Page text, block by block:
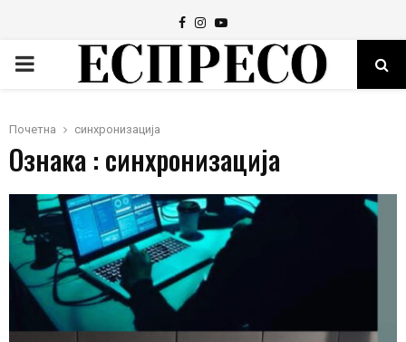
Facebook
Instagram
Youtube
PRIMARY
Почетна синхронизација
Ознака : синхронизација